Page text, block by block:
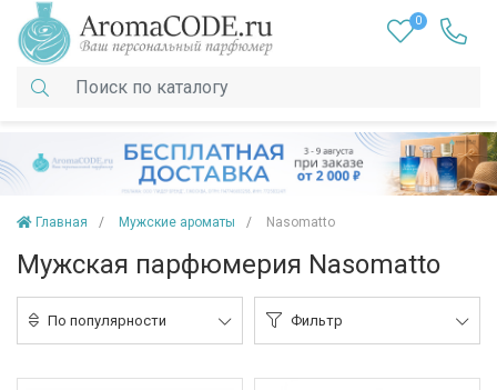
0
Главная Мужские ароматы Nasomatto
Мужская парфюмерия Nasomatto
По популярности Фильтр